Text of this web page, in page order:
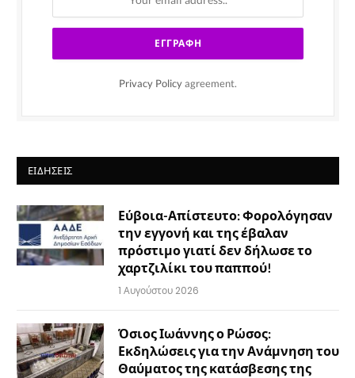
Privacy Policy agreement.
ΕΙΔΉΣΕΙΣ
Εύβοια-Απίστευτο: Φορολόγησαν
την εγγονή και της έβαλαν
πρόστιμο γιατί δεν δήλωσε το
χαρτζιλίκι του παππού!
1 Αυγούστου 2026
Όσιος Ιωάννης ο Ρώσος:
Εκδηλώσεις για την Ανάμνηση του
Θαύματος της κατάσβεσης της